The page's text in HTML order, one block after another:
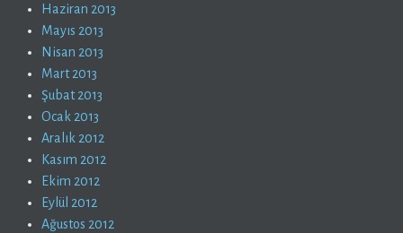
Haziran 2013
Mayıs 2013
Nisan 2013
Mart 2013
Şubat 2013
Ocak 2013
Aralık 2012
Kasım 2012
Ekim 2012
Eylül 2012
Ağustos 2012